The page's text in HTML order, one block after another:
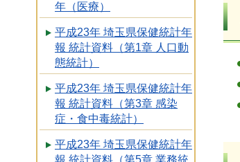
年（医療）
平成23年 埼玉県保健統計年
報 統計資料（第1章 人口動
態統計）
平成23年 埼玉県保健統計年
報 統計資料（第3章 感染
症・食中毒統計）
平成23年 埼玉県保健統計年
報 統計資料（第5章 業務統